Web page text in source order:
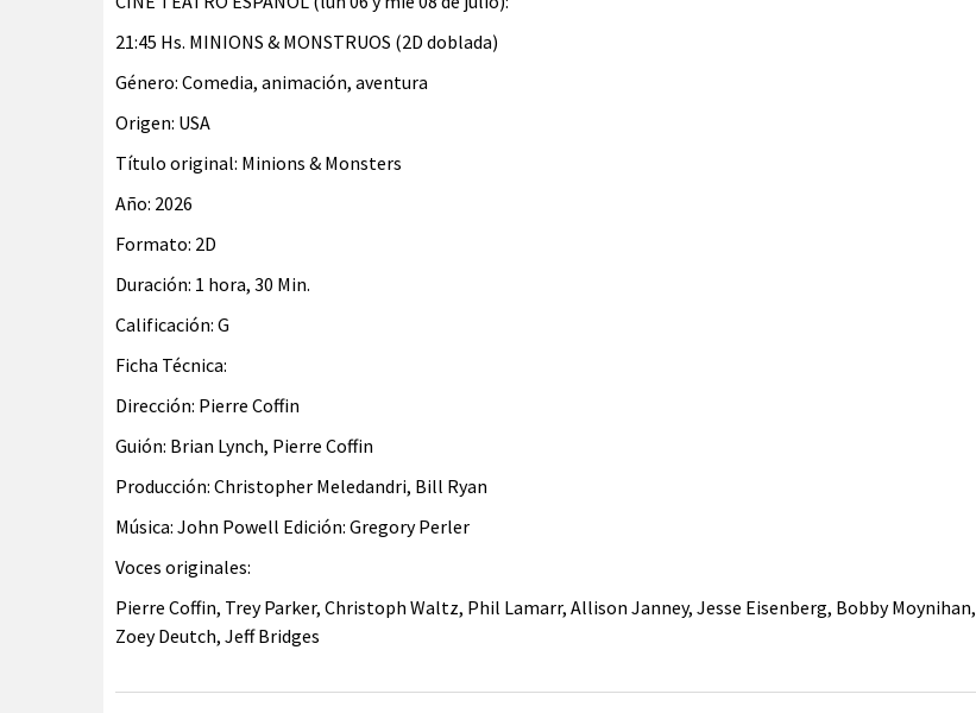
21:45 Hs. MINIONS & MONSTRUOS (2D doblada)
Género: Comedia, animación, aventura
Origen: USA
Título original: Minions & Monsters
Año: 2026
Formato: 2D
Duración: 1 hora, 30 Min.
Calificación: G
Ficha Técnica:
Dirección: Pierre Coffin
Guión: Brian Lynch, Pierre Coffin
Producción: Christopher Meledandri, Bill Ryan
Música: John Powell Edición: Gregory Perler
Voces originales:
Pierre Coffin, Trey Parker, Christoph Waltz, Phil Lamarr, Allison Janney, Jesse Eisenberg, Bobby Moynihan,
Zoey Deutch, Jeff Bridges